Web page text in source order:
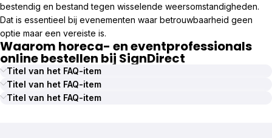
bestendig en bestand tegen wisselende weersomstandigheden.
Dat is essentieel bij evenementen waar betrouwbaarheid geen
optie maar een vereiste is.
Waarom horeca- en eventprofessionals
online bestellen bij SignDirect
Titel van het FAQ-item
Titel van het FAQ-item
Titel van het FAQ-item